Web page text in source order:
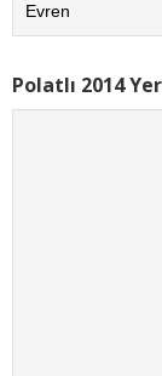
Evren
Polatlı 2014